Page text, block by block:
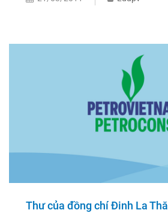
Thư của đồng chí Đinh La